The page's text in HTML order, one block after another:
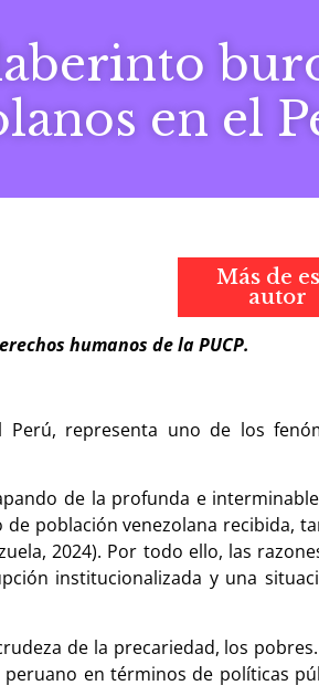
en el
Más de
autor
humanos de la PUCP.
representa uno de los
de la profunda e
población venezolana recibida,
2024). Por todo ello, las
institucionalizada y una
de la precariedad, los pobres.
en términos de políticas